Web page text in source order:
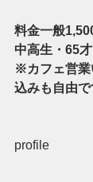
料金一般
中高生・65
※カフェ営業
込みも自由で
profile